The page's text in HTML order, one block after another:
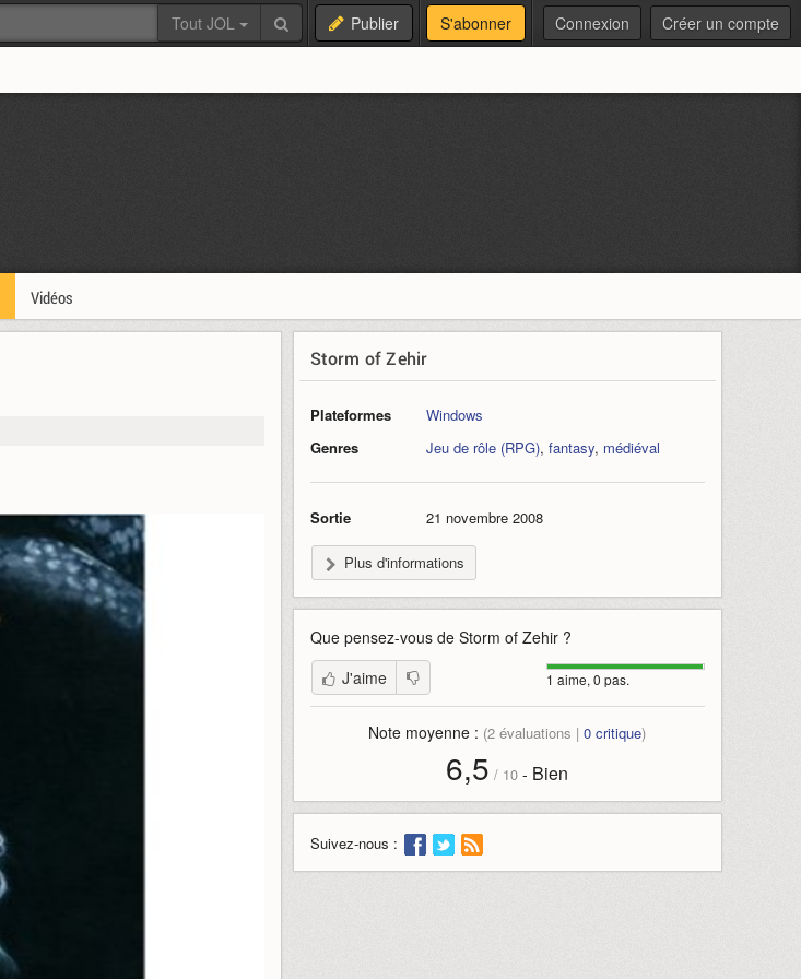
Tout JOL Publier S'abonner Connexion Créer un compte
Vidéos
Storm of Zehir
Plateformes
Windows
Genres
Jeu de rôle (RPG), fantasy, médiéval
Sortie 21 novembre 2008
Plus d'informations
Que pensez-vous de Storm of Zehir?
1 aime, 0 pas.
J'aime
Note moyenne : (2 évaluations |0 critique)
6,5 / 10 - Bien
Suivez-nous :